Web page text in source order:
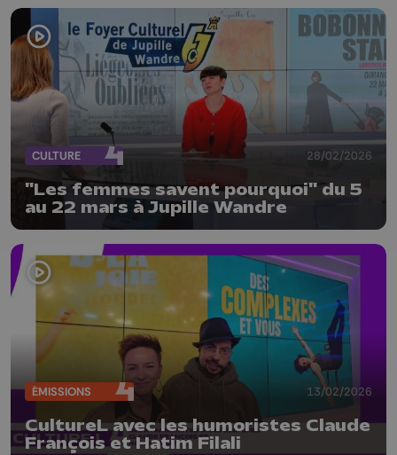
CULTURE 28/02/2026
"Les femmes savent pourquoi" du 5
au 22 mars à Jupille Wandre
ÉMISSIONS 13/02/2026
CultureL avec les humoristes Claude
François et Hatim Filali